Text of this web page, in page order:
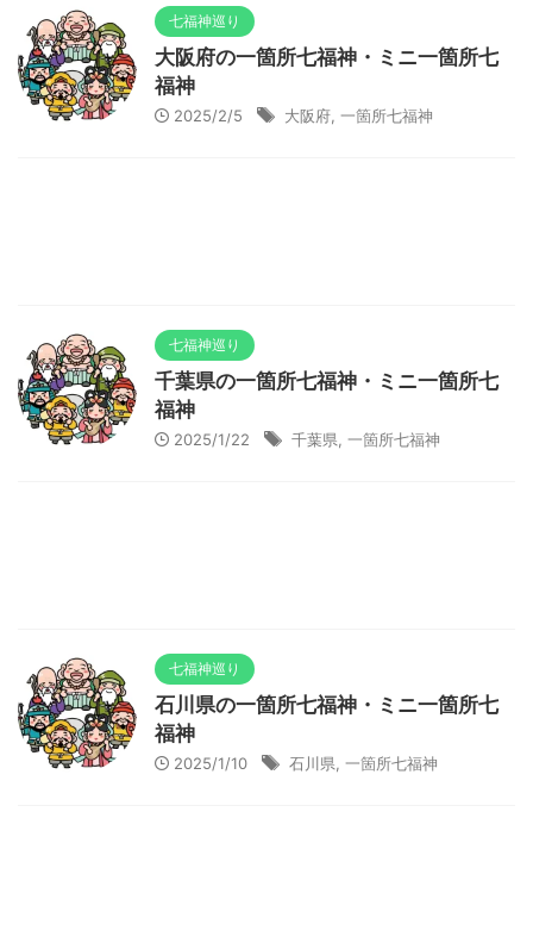
七福神巡り
大阪府の一箇所七福神・ミニ一箇所七
福神
2025/2/5 大阪府 一箇所七福神
七福神巡り
千葉県の一箇所七福神・ミニ一箇所七
福神
2025/1/22 千葉県 一箇所七福神
七福神巡り
石川県の一箇所七福神・ミニ一箇所七
福神
2025/1/10 石川県 一箇所七福神